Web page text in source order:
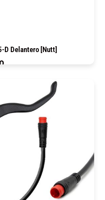
D Delantero [Nutt]